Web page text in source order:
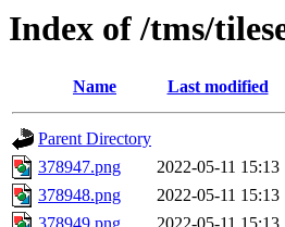
Index of /tms/
Name Last modified
Parent Directory
378947.png
2022-05-11 15:13
378948.png
2022-05-11 15:13